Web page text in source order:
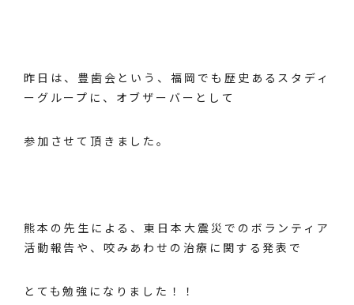
昨日は、豊歯会という、福岡でも歴史あるスタディ
ーグループに、オブザーバーとして
参加させて頂きました。
熊本の先生による、東日本大震災でのボランティア
活動報告や、咬みあわせの治療に関する発表で
とても勉強になりました！！